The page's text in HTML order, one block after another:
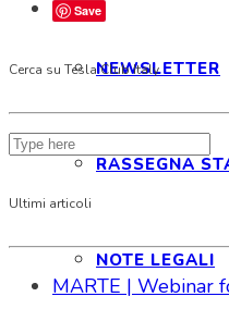
NEWSLETTER
RASSEGNA
NOTE LEGALI
Save
Cerca su Tesla Club Italy
Ultimi articoli
MARTE | Webinar